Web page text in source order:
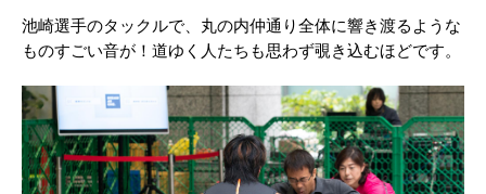
池崎選手のタックルで、丸の内仲通り全体に響き渡るような
ものすごい音が！道ゆく人たちも思わず覗き込むほどです。